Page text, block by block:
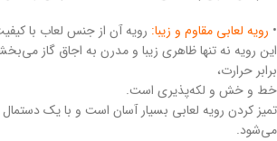
• رویه لعابی مقاوم و زیبا: رویه آن از جنس لعاب با
این رویه نه تنها ظاهری زیبا و مدرن به اجاق گاز
برابر حرارت،
خط و خش و لکه‌پذیری است.
تمیز کردن رویه لعابی بسیار آسان است و با یک
می‌شود.